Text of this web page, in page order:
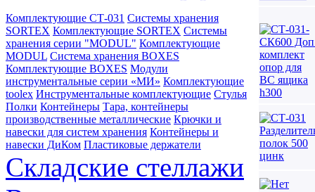
Комплектующие СТ-031 Системы хранения
SORTEX Комплектующие SORTEX Системы
хранения серии "MODUL" Комплектующие
MODUL Система хранения BOXES
Комплектующие BOXES Модули
инструментальные серии «МИ» Комплектующие
toolex Инструментальные комплектующие Стулья
Полки Контейнеры Тара, контейнеры
производственные металлические Крючки и
навески для систем хранения Контейнеры и
навески ДиКом Пластиковые держатели
Складские стеллажи